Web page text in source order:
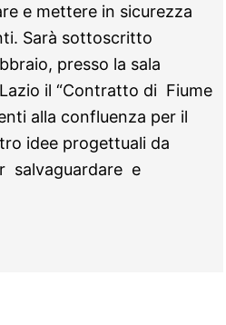
e mettere in sicurezza
Sarà sottoscritto
presso la sala
il “Contratto di Fiume
alla confluenza per il
idee progettuali da
salvaguardare e